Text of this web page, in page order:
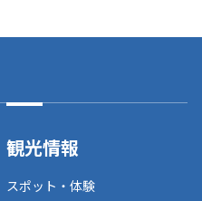
観光情報
スポット・体験